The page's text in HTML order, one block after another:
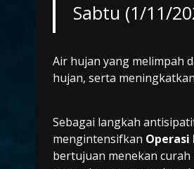
Sabtu (1/11/
Air hujan yang melimpah
hujan, serta
Sebagai langkah
mengintensifkan Operasi
bertujuan menekan